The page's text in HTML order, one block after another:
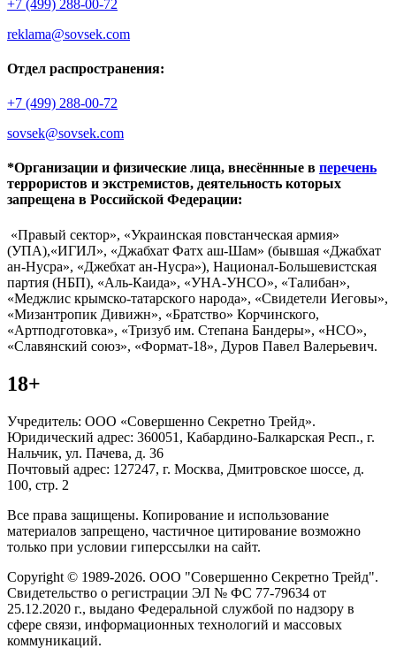
+7 (499) 288-00-72
reklama@sovsek.com
Отдел распространения:
+7 (499) 288-00-72
sovsek@sovsek.com
*Организации и физические лица, внесённные в перечень
террористов и экстремистов, деятельность которых
запрещена в Российской Федерации:
«Правый сектор», «Украинская повстанческая армия»
(УПА),«ИГИЛ», «Джабхат Фатх аш-Шам» (бывшая «Джабхат
ан-Нусра», «Джебхат ан-Нусра»), Национал-Большевистская
партия (НБП), «Аль-Каида», «УНА-УНСО», «Талибан»,
«Меджлис крымско-татарского народа», «Свидетели Иеговы»,
«Мизантропик Дивижн», «Братство» Корчинского,
«Артподготовка», «Тризуб им. Степана Бандеры», «НСО»,
«Славянский союз», «Формат-18», Дуров Павел Валерьевич.
18+
Учредитель: ООО «Совершенно Секретно Трейд».
Юридический адрес: 360051, Кабардино-Балкарская Респ., г.
Нальчик, ул. Пачева, д. 36
Почтовый адрес: 127247, г. Москва, Дмитровское шоссе, д.
100, стр. 2
Все права защищены. Копирование и использование
материалов запрещено, частичное цитирование возможно
только при условии гиперссылки на сайт.
Copyright © 1989-2026. ООО "Совершенно Секретно Трейд".
Свидетельство о регистрации ЭЛ № ФС 77-79634 от
25.12.2020 г., выдано Федеральной службой по надзору в
сфере связи, информационных технологий и массовых
коммуникаций.